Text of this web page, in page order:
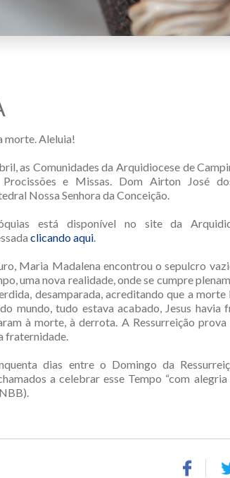
morte. Aleluia!
as Comunidades da Arquidiocese de
e Missas. Dom Airton José
Nossa Senhora da Conceição.
está disponível no site da
clicando aqui
Maria Madalena encontrou o sepulcro
uma nova realidade, onde se cumpre
desamparada, acreditando que a
mundo, tudo estava acabado, Jesus havia
à morte, à derrota. A Ressurreição
fraternidade.
dias entre o Domingo da
a celebrar esse Tempo “com